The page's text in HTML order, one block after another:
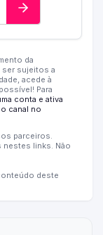
da
sujeitos a
acede à
Para
conta e ativa
canal no
parceiros.
nestes links. Não
deste